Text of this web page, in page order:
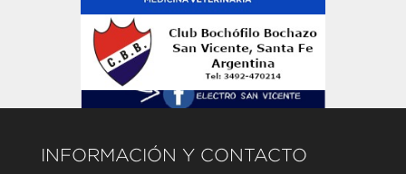
INFORMACIÓN Y CONTACTO